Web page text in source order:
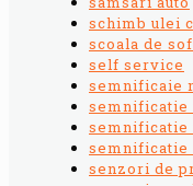
schimb ulei
scoala de
self service
semnificaie
semnificatie
semnificatie
senzori de